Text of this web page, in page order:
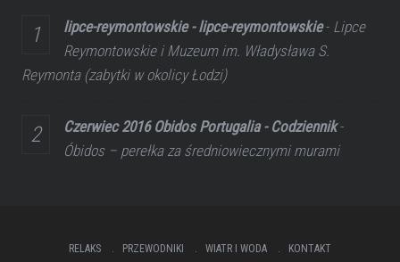
lipce-reymontowskie - lipce-reymontowskie- Lipce
Reymontowskie i Muzeum im. Władysława S.
Reymonta (zabytki w okolicy Łodzi)
Czerwiec 2016 Obidos Portugalia - Codziennik-
Óbidos – perełka za średniowiecznymi murami
RELAKS PRZEWODNIKI WIATR I WODA KONTAKT